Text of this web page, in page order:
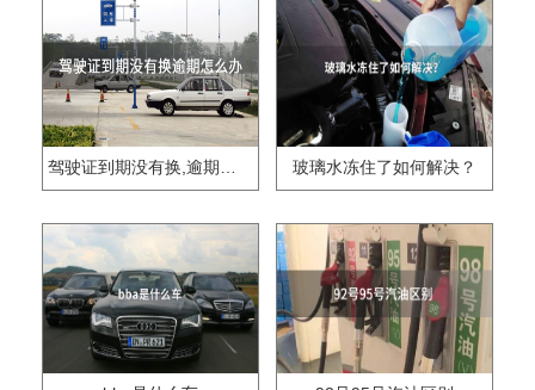
驾驶证到期没有换,逾期怎么办?? 玻璃水冻住了如何解决？